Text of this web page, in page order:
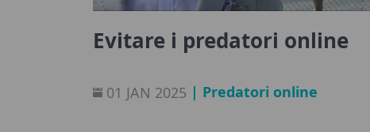
Evitare i predatori online
01 JAN 2025 | Predatori online